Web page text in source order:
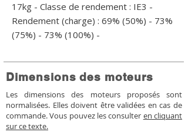
17kg - Classe de rendement : IE3 -
Rendement (charge) : 69% (50%) - 73%
(75%) - 73% (100%) -
Dimensions des moteurs
Les dimensions des moteurs proposés sont
normalisées. Elles doivent être validées en cas de
commande. Vous pouvez les consulter en cliquant
sur ce texte.